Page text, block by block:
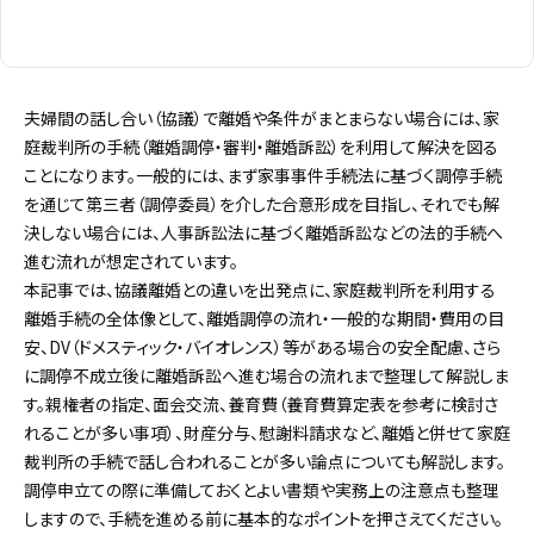
夫婦間の話し合い（協議）で離婚や条件がまとまらない場合には、家
庭裁判所の手続（離婚調停・審判・離婚訴訟）を利用して解決を図る
ことになります。一般的には、まず家事事件手続法に基づく調停手続
を通じて第三者（調停委員）を介した合意形成を目指し、それでも解
決しない場合には、人事訴訟法に基づく離婚訴訟などの法的手続へ
進む流れが想定されています。
本記事では、協議離婚との違いを出発点に、家庭裁判所を利用する
離婚手続の全体像として、離婚調停の流れ・一般的な期間・費用の目
安、DV（ドメスティック・バイオレンス）等がある場合の安全配慮、さら
に調停不成立後に離婚訴訟へ進む場合の流れまで整理して解説しま
す。親権者の指定、面会交流、養育費（養育費算定表を参考に検討さ
れることが多い事項）、財産分与、慰謝料請求など、離婚と併せて家庭
裁判所の手続で話し合われることが多い論点についても解説します。
調停申立ての際に準備しておくとよい書類や実務上の注意点も整理
しますので、手続を進める前に基本的なポイントを押さえてください。